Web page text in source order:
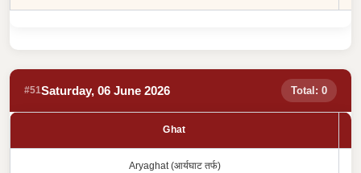
#51Saturday, 06 June 2026 Total: 0
Ghat
Aryaghat (आर्यघाट तर्फ)